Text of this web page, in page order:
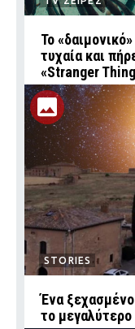
Το
τυχαία και
«Stranger
STORIES
Ένα ξεχασμένο
το